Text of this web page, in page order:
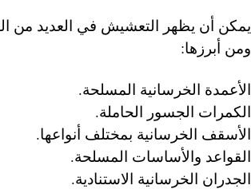
يمكن أن يظهر التعشيش في العديد من
ومن أبرزها:
الأعمدة الخرسانية المسلحة.
الكمرات الجسور الحاملة.
الأسقف الخرسانية بمختلف أنواعها.
القواعد والأساسات المسلحة.
الجدران الخرسانية الاستنادية.